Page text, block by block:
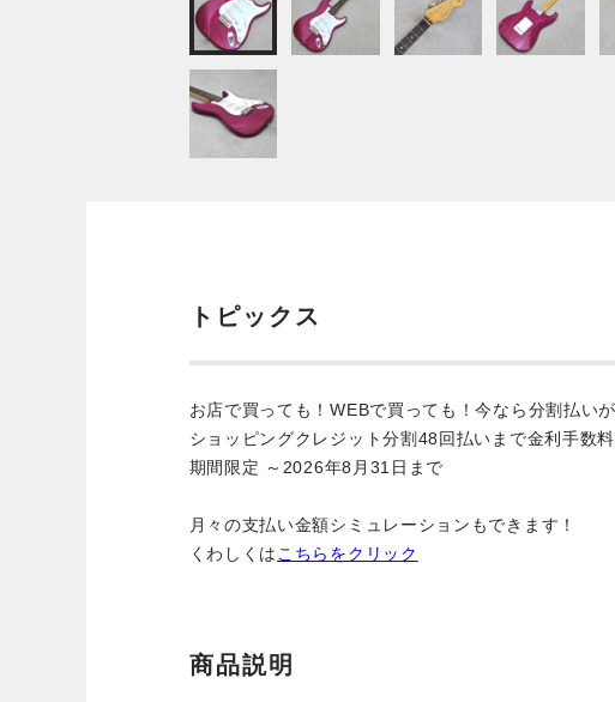
トピックス
お店で買っても！WEBで買っても！今なら分割払いが
ショッピングクレジット分割48回払いまで金利手数料
期間限定 ～2026年8月31日まで
月々の支払い金額シミュレーションもできます！
くわしくは こちらをクリック
商品説明